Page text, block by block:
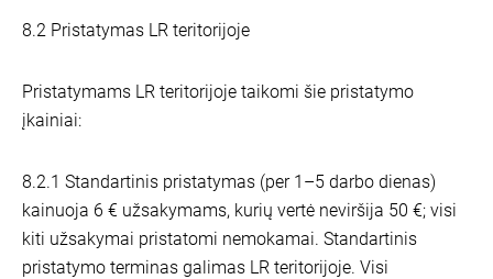
8.2 Pristatymas LR teritorijoje
Pristatymams LR teritorijoje taikomi šie pristatymo
įkainiai:
8.2.1 Standartinis pristatymas (per 1–5 darbo dienas)
kainuoja 6 € užsakymams, kurių vertė neviršija 50 €; visi
kiti užsakymai pristatomi nemokamai. Standartinis
pristatymo terminas galimas LR teritorijoje. Visi